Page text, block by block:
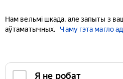
Нам вельмі шкада, але запыты з
аўтаматычных.
Чаму гэта магло
Я не робат